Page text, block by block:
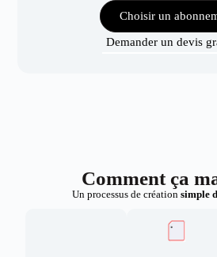
Choisir un
Demander un devis
Comment ça
Un processus de création simple